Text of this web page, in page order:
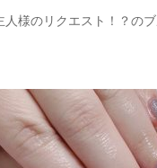
人様のリクエスト！？の